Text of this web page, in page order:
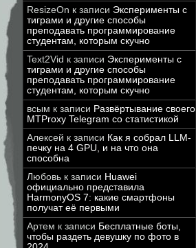
ResizeOn к записи Эксперименты с
тиграми и другие способы
преподавать программирование
студентам, которым скучно
Text2Vid к записи Эксперименты с
тиграми и другие способы
преподавать программирование
студентам, которым скучно
всым к записи Развёртывание своего
MTProxy Telegram со статистикой
Алексей к записи Как я собрал LLM-
печку на 4 GPU, и на что она
способна
Любовь к записи Huawei
официально представила
HarmonyOS 7: какие смартфоны
получат её первыми
Артем к записи Бесплатные боты,
чтобы раздеть девушку по фото в